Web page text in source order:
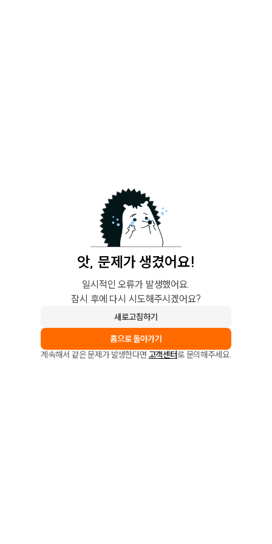
앗, 문제가 생겼어요!
일시적인 오류가 발생했어요.
잠시 후에 다시 시도해주시겠어요?
새로고침하기
홈으로 돌아가기
계속해서 같은 문제가 발생한다면 고객센터로 문의해주세요.